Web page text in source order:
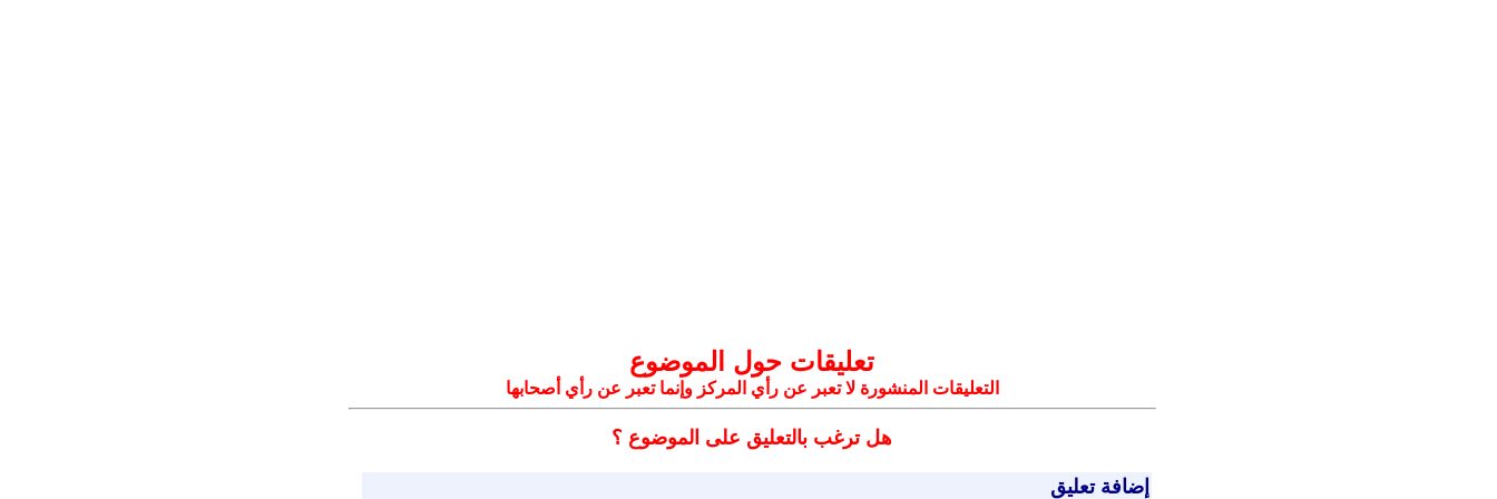
تعليقات حول الموضوع
التعليقات المنشورة لا تعبر عن رأي المركز وإنما تعبر عن رأي أصحابها
هل ترغب بالتعليق على الموضوع ؟
إضافة تعليق